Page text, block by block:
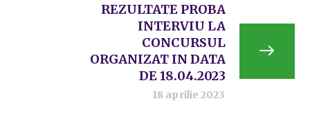
REZULTATE PROBA
INTERVIU LA
CONCURSUL
ORGANIZAT IN DATA
DE 18.04.2023
18 aprilie 2023